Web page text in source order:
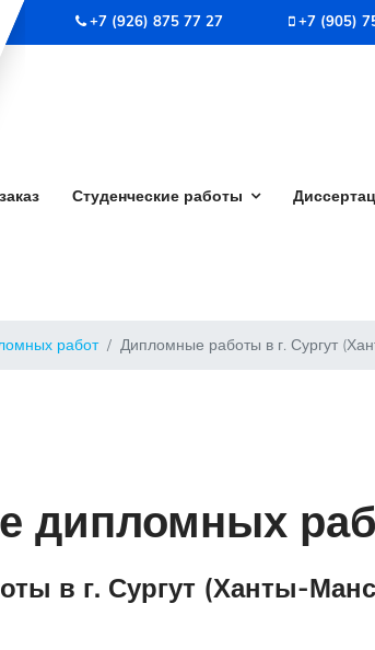
+7 (926) 875 77 27 +7 (905)
Студенческие работы
работ Дипломные работы в г. Сургут
дипломных
в г. Сургут (Ханты-